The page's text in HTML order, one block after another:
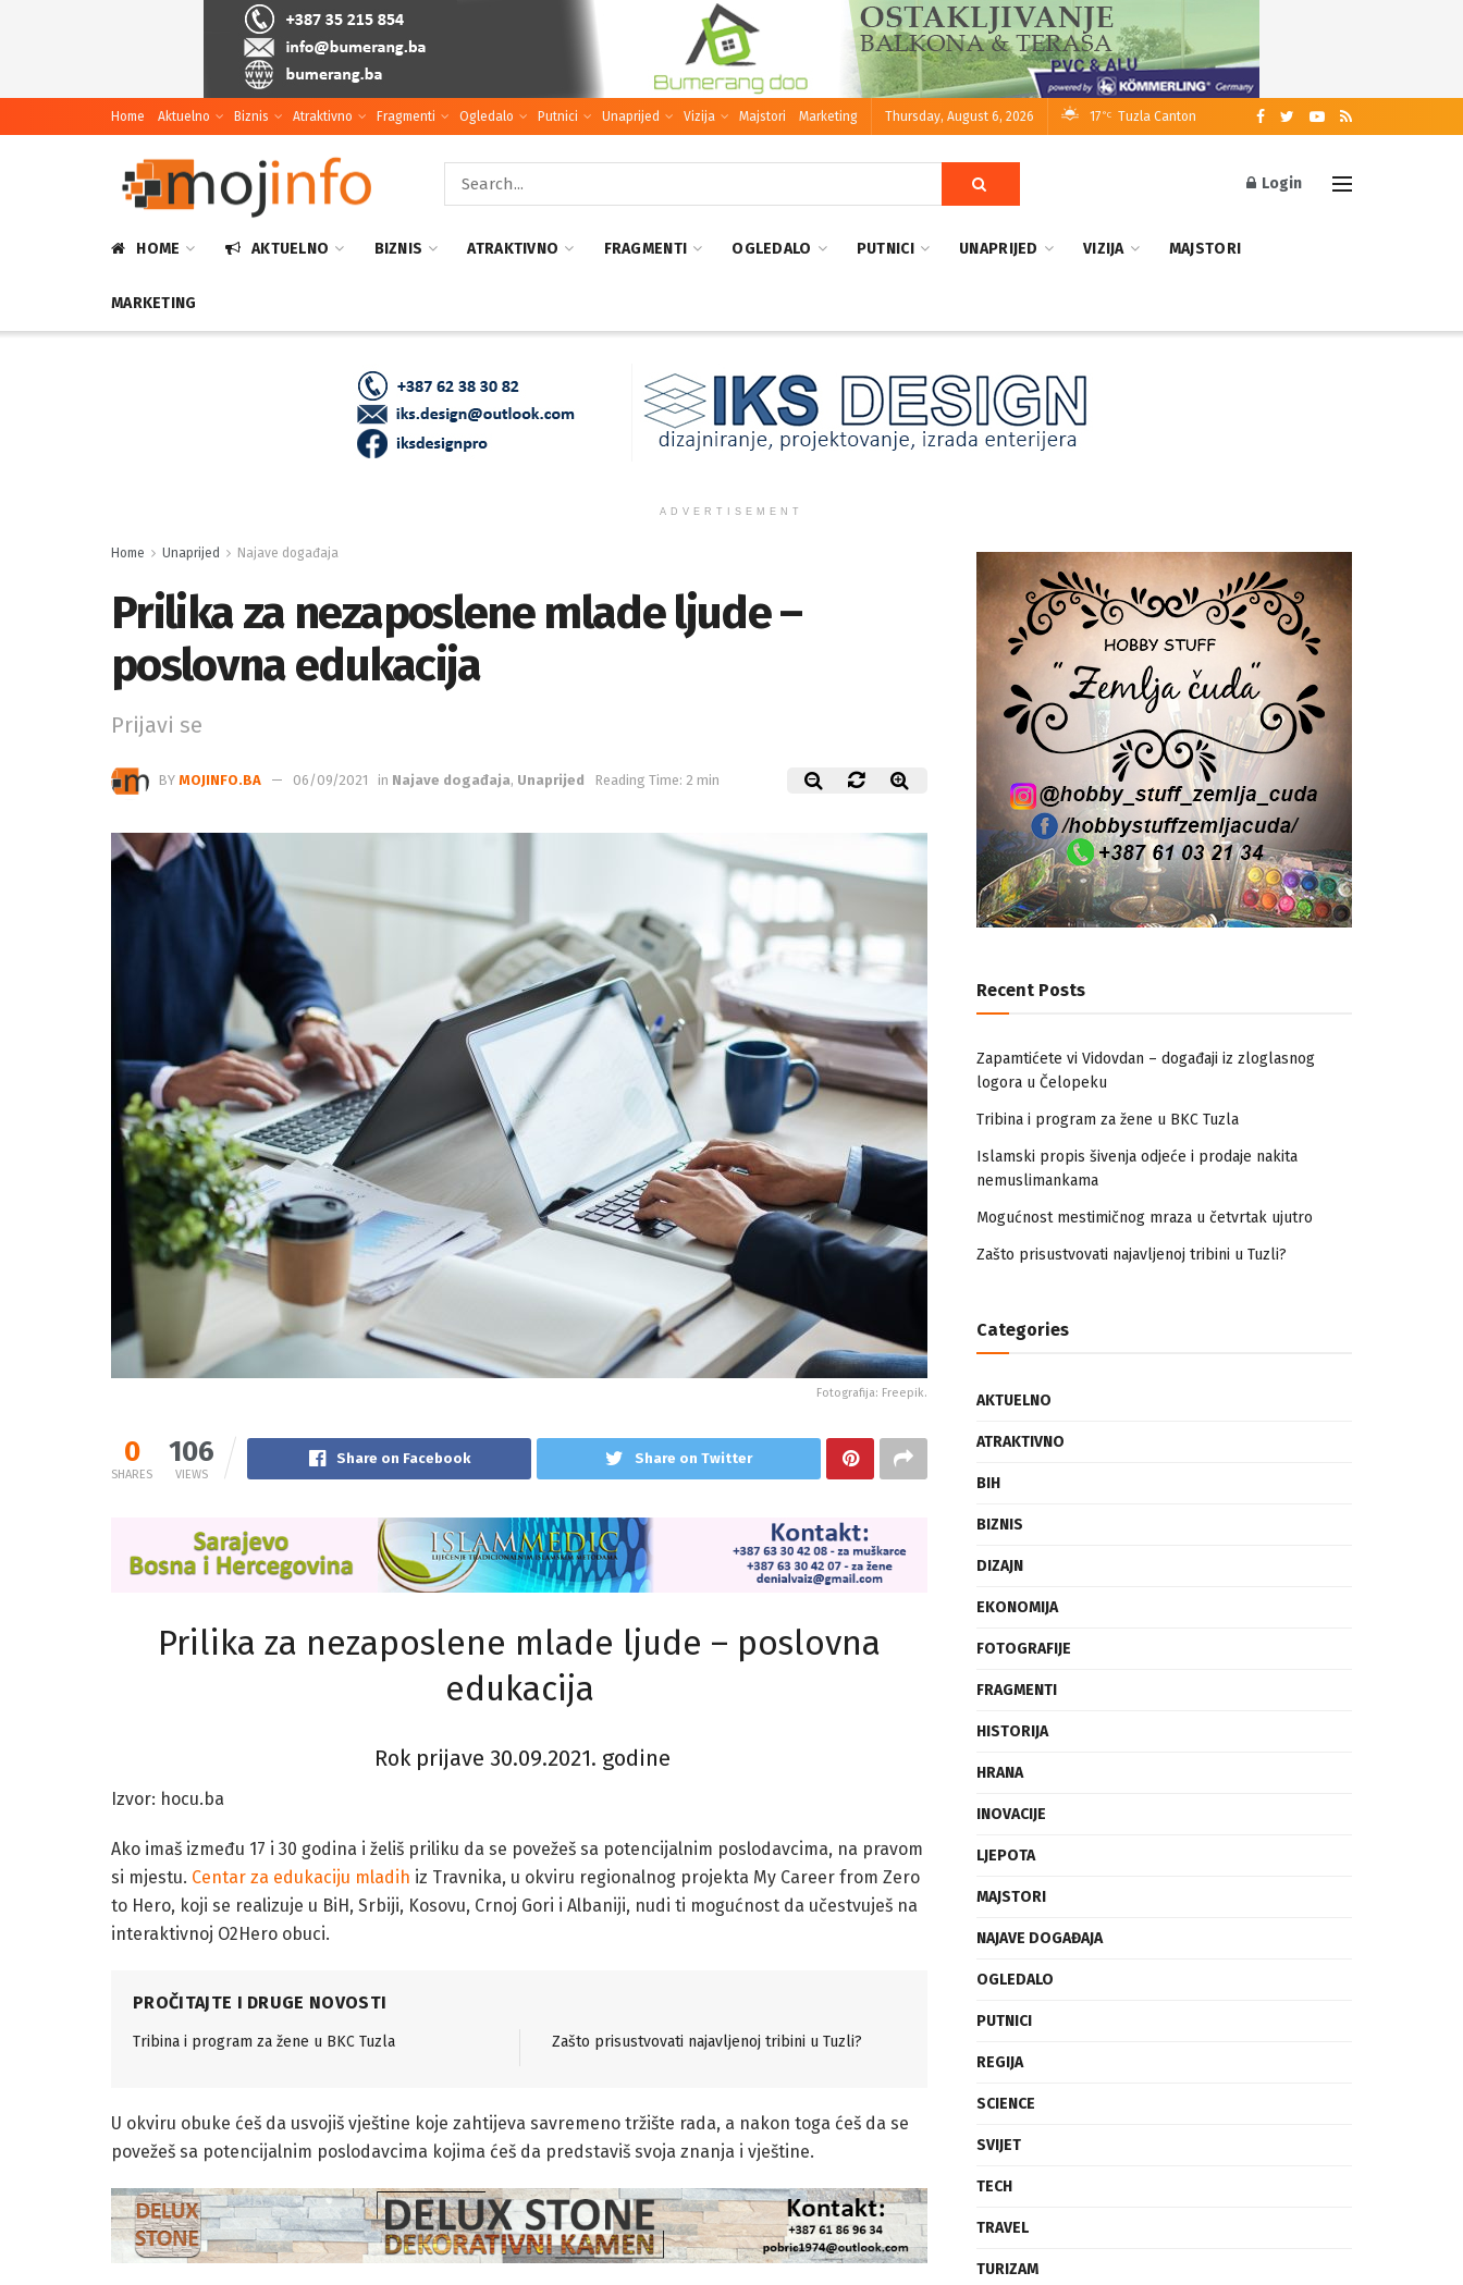
Home Aktuelno Biznis Atraktivno Fragmenti Ogledalo Putnici Unaprijed Vizija Majstori Marketing Thursday, August 6, 2026 17 °C Tuzla Canton
Login
HOME AKTUELNO BIZNIS ATRAKTIVNO FRAGMENTI OGLEDALO PUTNICI UNAPRIJED VIZIJA MAJSTORI
MARKETING
ADVERTISEMENT
Home Unaprijed Najave događaja
Prilika za nezaposlene mlade ljude –
poslovna edukacija
Prijavi se
BY MOJINFO.BA 06/09/2021 in Najave događaja, Unaprijed Reading Time: 2 min
Fotografija: Freepik.
0
SHARES
106
VIEWS
Share on Facebook Share on Twitter
Prilika za nezaposlene mlade ljude – poslovna
edukacija
Rok prijave 30.09.2021. godine
Izvor: hocu.ba
Ako imaš između 17 i 30 godina i želiš priliku da se povežeš sa potencijalnim poslodavcima, na pravom
si mjestu. Centar za edukaciju mladih iz Travnika, u okviru regionalnog projekta My Career from Zero
to Hero, koji se realizuje u BiH, Srbiji, Kosovu, Crnoj Gori i Albaniji, nudi ti mogućnost da učestvuješ na
interaktivnoj O2Hero obuci.
PROČITAJTE I DRUGE NOVOSTI
Tribina i program za žene u BKC Tuzla Zašto prisustvovati najavljenoj tribini u Tuzli?
U okviru obuke ćeš da usvojiš vještine koje zahtijeva savremeno tržište rada, a nakon toga ćeš da se
povežeš sa potencijalnim poslodavcima kojima ćeš da predstaviš svoja znanja i vještine.
Recent Posts
Zapamtićete vi Vidovdan – događaji iz zloglasnog
logora u Čelopeku
Tribina i program za žene u BKC Tuzla
Islamski propis šivenja odjeće i prodaje nakita
nemuslimankama
Mogućnost mestimičnog mraza u četvrtak ujutro
Zašto prisustvovati najavljenoj tribini u Tuzli?
Categories
AKTUELNO
ATRAKTIVNO
BIH
BIZNIS
DIZAJN
EKONOMIJA
FOTOGRAFIJE
FRAGMENTI
HISTORIJA
HRANA
INOVACIJE
LJEPOTA
MAJSTORI
NAJAVE DOGAĐAJA
OGLEDALO
PUTNICI
REGIJA
SCIENCE
SVIJET
TECH
TRAVEL
TURIZAM